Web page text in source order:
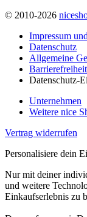
© 2010-2026
Impressum
Datenschutz
Allgemeine
Datenschutz-
Unternehmen
Weitere nice
Vertrag widerrufen
Personalisiere dein
Nur mit deiner
und weitere
Einkaufserlebnis zu